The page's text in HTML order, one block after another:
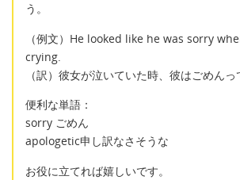
う。
（例文）He looked like he was sorry
crying.
（訳）彼女が泣いていた時、彼はごめんっ
便利な単語：
sorry ごめん
apologetic申し訳なさそうな
お役に立てれば嬉しいです。